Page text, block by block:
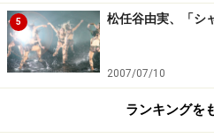
続いては、シモキタのあの劇
※記事内容は執筆時点のものです。
い。
1/3
5 松任谷由実、「シ
2007/07/10
ランキングを